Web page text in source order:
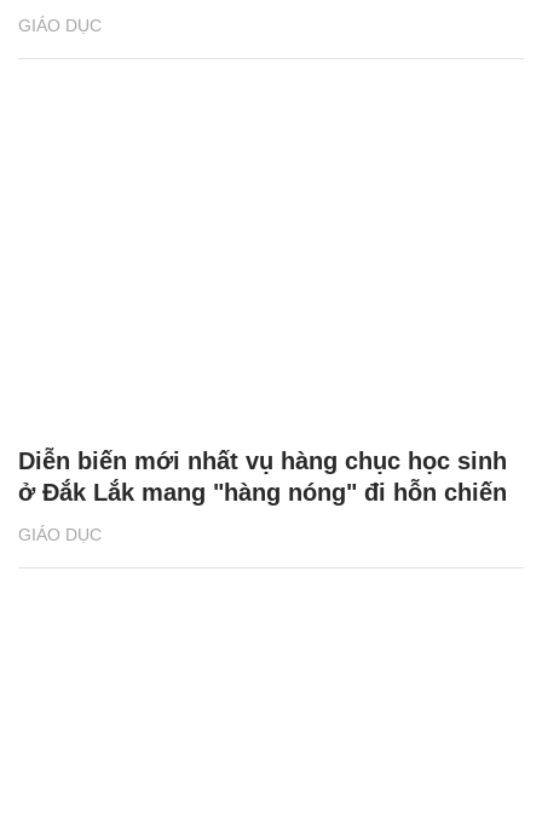
GIÁO DỤC
GIÁO DỤC
Diễn biến mới nhất vụ hàng chục học sinh
ở Đắk Lắk mang "hàng nóng" đi hỗn chiến